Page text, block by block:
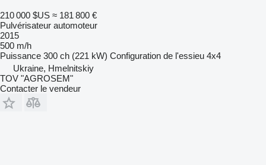
210 000 $US ≈ 181 800 €
Pulvérisateur automoteur
2015
500 m/h
Puissance 300 ch (221 kW) Configuration de l'essieu 4x4
Ukraine, Hmelnitskiy
TOV "AGROSEM"
Contacter le vendeur